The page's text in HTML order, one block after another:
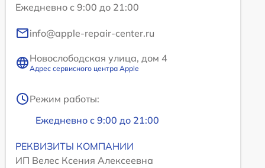
Ежедневно с 9:00 до 21:00
info@apple-repair-center.ru
Новослободская улица, дом 4
Адрес сервисного центра Apple
Режим работы:
Ежедневно с 9:00 до 21:00
РЕКВИЗИТЫ КОМПАНИИ
ИП Велес Ксения Алексеевна